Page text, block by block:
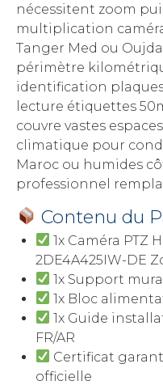
nécessitent zoom
multiplication
Tanger Med ou
périmètre
identification plaques
lecture étiquettes
couvre vastes
climatique pour
Maroc ou humides
professionnel
Contenu du
1x Caméra PTZ
2DE4A425IW-DE
1x Support
1x Bloc
1x Guide
FR/AR
Certificat
officielle